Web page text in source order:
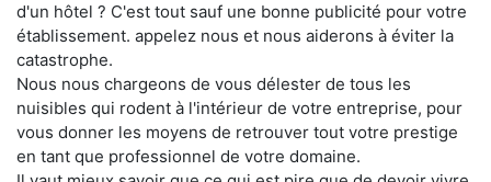
d'un hôtel ? C'est tout sauf une bonne publicité pour votre
établissement. appelez nous et nous aiderons à éviter la
catastrophe.
Nous nous chargeons de vous délester de tous les
nuisibles qui rodent à l'intérieur de votre entreprise, pour
vous donner les moyens de retrouver tout votre prestige
en tant que professionnel de votre domaine.